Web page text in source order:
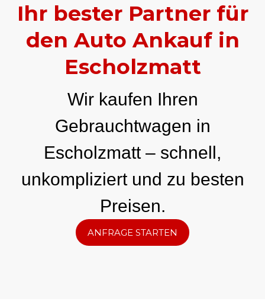
Ihr bester Partner für
den Auto Ankauf in
Escholzmatt
Wir kaufen Ihren
Gebrauchtwagen in
Escholzmatt – schnell,
unkompliziert und zu besten
Preisen.
ANFRAGE STARTEN